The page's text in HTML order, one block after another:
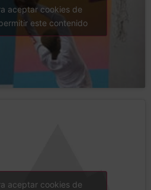
aceptar cookies de
este contenido
aceptar cookies de